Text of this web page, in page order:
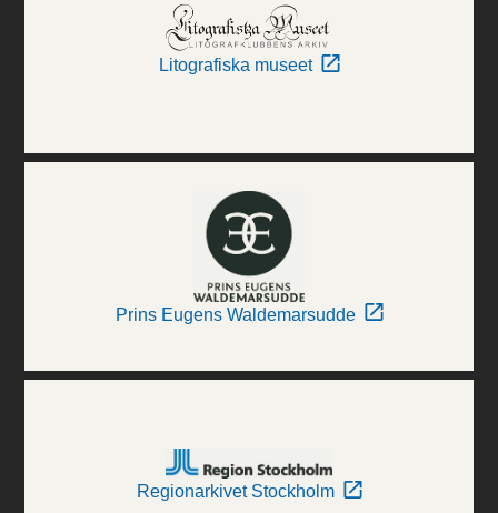
Litografiska museet
Prins Eugens Waldemarsudde
Regionarkivet Stockholm